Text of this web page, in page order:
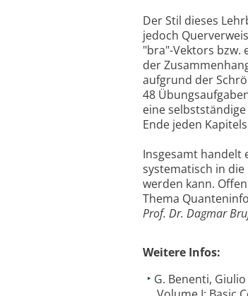
Der Stil dieses
jedoch
"bra"-Vektors bzw.
der
aufgrund der
48
eine
Ende jeden
Insgesamt handelt
systematisch in
werden kann.
Thema
Prof. Dr. Dagmar
Weitere Infos:
G. Benenti,